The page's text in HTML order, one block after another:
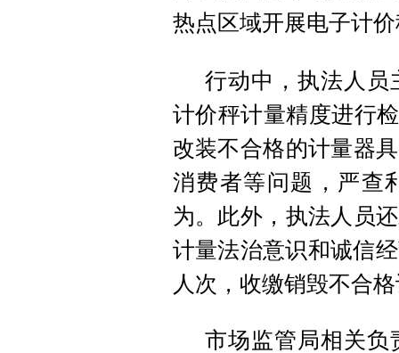
热点区域开展电子计
行动中，执法人员
计价秤计量精度进行
改装不合格的计量器
消费者等问题，严查
为。此外，执法人员
计量法治意识和诚信
人次，收缴销毁不合
市场监管局相关负